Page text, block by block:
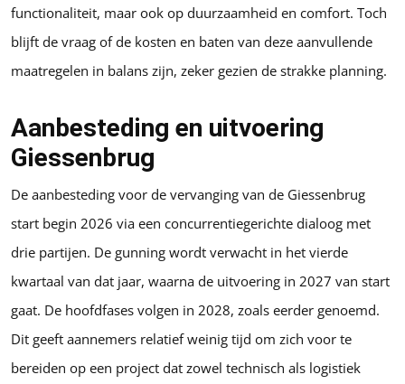
functionaliteit, maar ook op duurzaamheid en comfort. Toch
blijft de vraag of de kosten en baten van deze aanvullende
maatregelen in balans zijn, zeker gezien de strakke planning.
Aanbesteding en uitvoering
Giessenbrug
De aanbesteding voor de vervanging van de Giessenbrug
start begin 2026 via een concurrentiegerichte dialoog met
drie partijen. De gunning wordt verwacht in het vierde
kwartaal van dat jaar, waarna de uitvoering in 2027 van start
gaat. De hoofdfases volgen in 2028, zoals eerder genoemd.
Dit geeft aannemers relatief weinig tijd om zich voor te
bereiden op een project dat zowel technisch als logistiek